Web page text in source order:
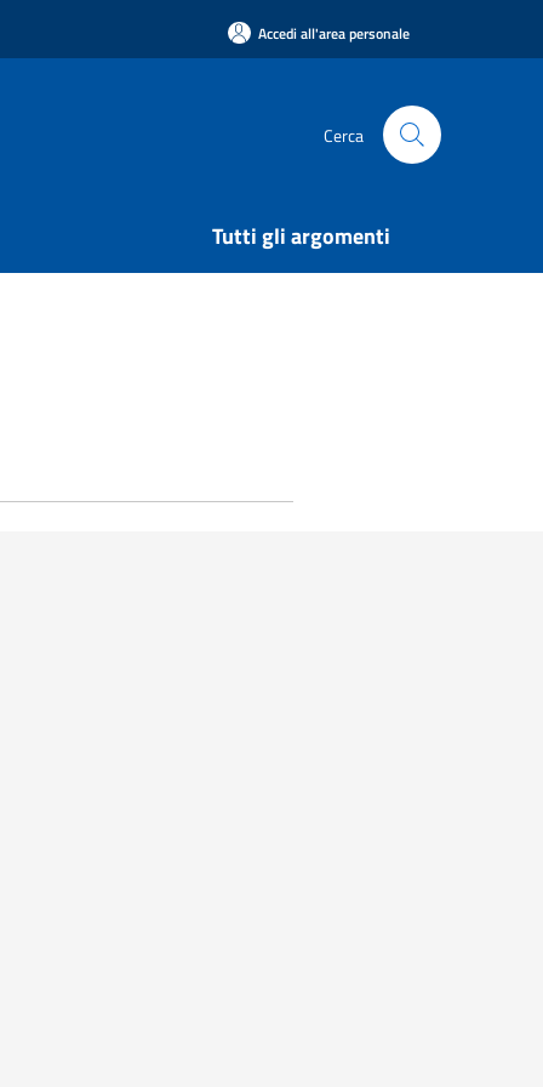
Accedi all'area personale
Cerca
Tutti gli argomenti